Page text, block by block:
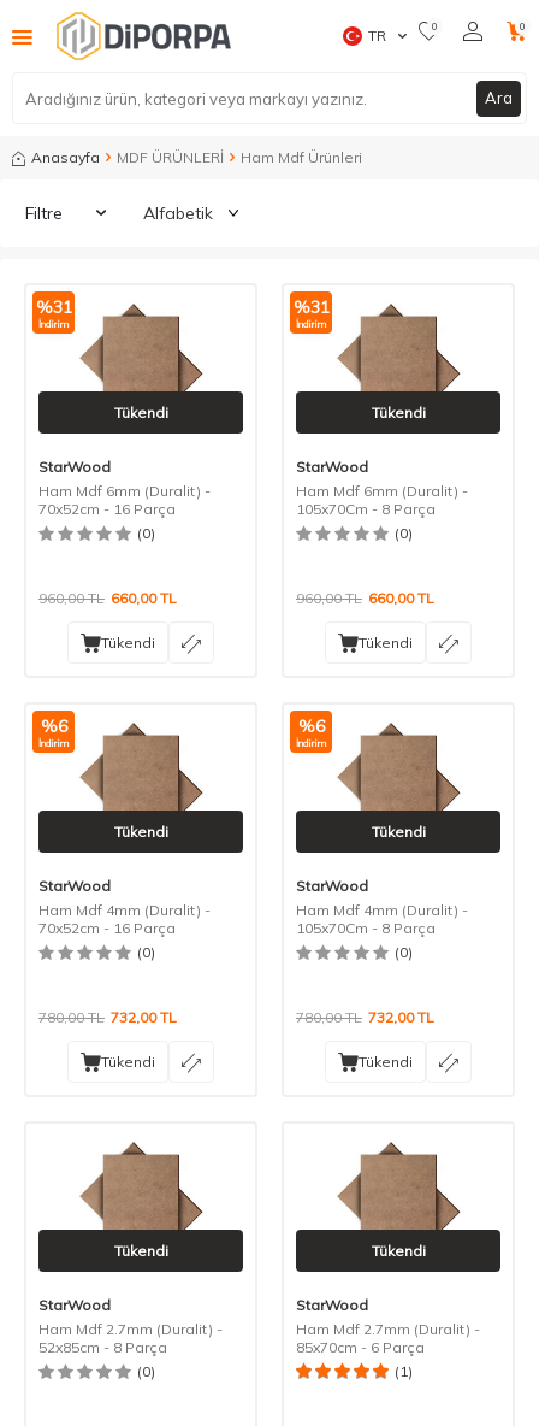
Ara
TR 0 0
Anasayfa MDF ÜRÜNLERİ Ham Mdf Ürünleri
Filtre
%31
İndirim
Tükendi
StarWood
Ham Mdf 6mm (Duralit) -
70x52cm - 16 Parça
(0)
960,00TL 660,00TL
Tükendi
%31
İndirim
Tükendi
StarWood
Ham Mdf 6mm (Duralit) -
105x70Cm - 8 Parça
(0)
960,00TL 660,00TL
Tükendi
%6
İndirim
Tükendi
StarWood
Ham Mdf 4mm (Duralit) -
70x52cm - 16 Parça
(0)
780,00TL 732,00TL
Tükendi
%6
İndirim
Tükendi
StarWood
Ham Mdf 4mm (Duralit) -
105x70Cm - 8 Parça
(0)
780,00TL 732,00TL
Tükendi
Tükendi
StarWood
Ham Mdf 2.7mm (Duralit) -
52x85cm - 8 Parça
(0)
Tükendi
StarWood
Ham Mdf 2.7mm (Duralit) -
85x70cm - 6 Parça
(1)